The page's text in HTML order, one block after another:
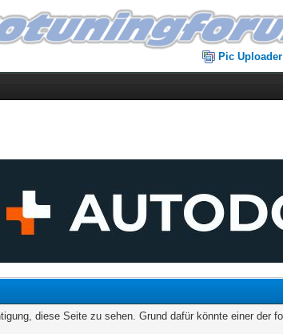
Pic Uploader
diese Seite zu sehen. Grund dafür könnte einer der